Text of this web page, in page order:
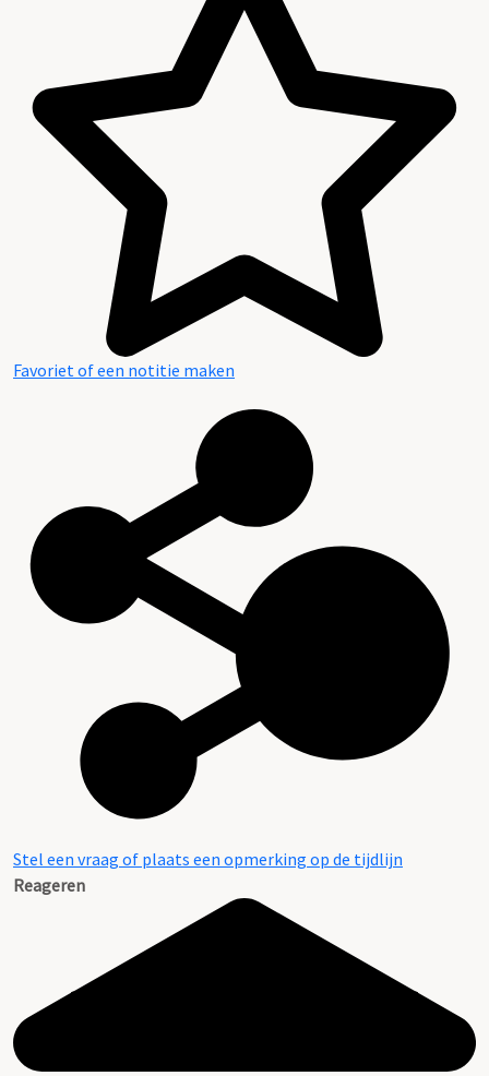
Favoriet of een notitie maken
Stel een vraag of plaats een opmerking op de tijdlijn
Reageren